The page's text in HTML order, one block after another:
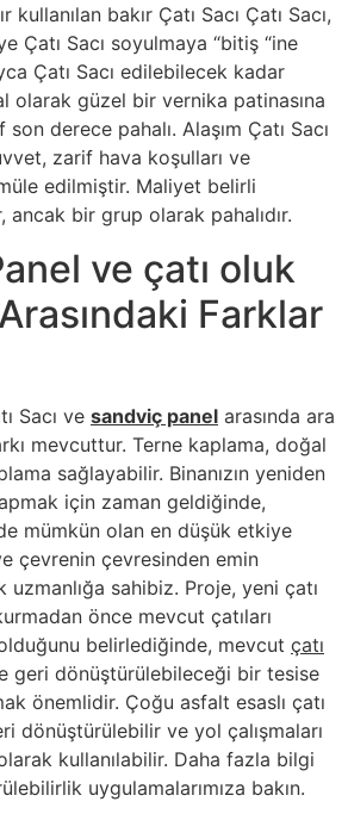
kullanılan bakır Çatı Sacı Çatı Sacı,
Çatı Sacı soyulmaya “bitiş “ine
Çatı Sacı edilebilecek kadar
olarak güzel bir vernika patinasına
derece pahalı. Alaşım Çatı Sacı
zarif hava koşulları ve
edilmiştir. Maliyet belirli
ancak bir grup olarak pahalıdır.
ve çatı oluk
Farklar
Sacı ve sandviç panel arasında ara
mevcuttur. Terne kaplama, doğal
sağlayabilir. Binanızın yeniden
için zaman geldiğinde,
mümkün olan en düşük etkiye
çevrenin çevresinden emin
uzmanlığa sahibiz. Proje, yeni çatı
önce mevcut çatıları
belirlediğinde, mevcut çatı
geri dönüştürülebileceği bir tesise
önemlidir. Çoğu asfalt esaslı çatı
dönüştürülebilir ve yol çalışmaları
kullanılabilir. Daha fazla bilgi
uygulamalarımıza bakın.